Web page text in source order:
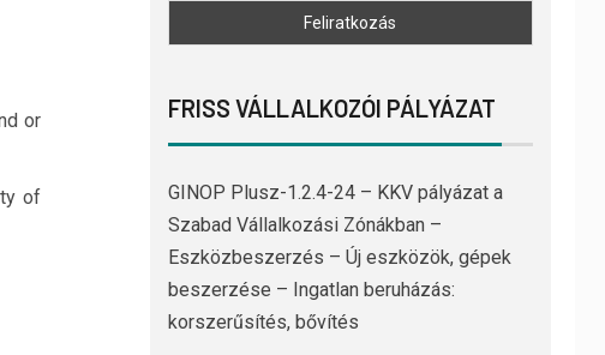
or
of
FRISS VÁLLALKOZÓI PÁLYÁZAT
GINOP Plusz-1.2.4-24 – KKV pályázat a
Szabad Vállalkozási Zónákban –
Eszközbeszerzés – Új eszközök, gépek
beszerzése – Ingatlan beruházás:
korszerűsítés, bővítés